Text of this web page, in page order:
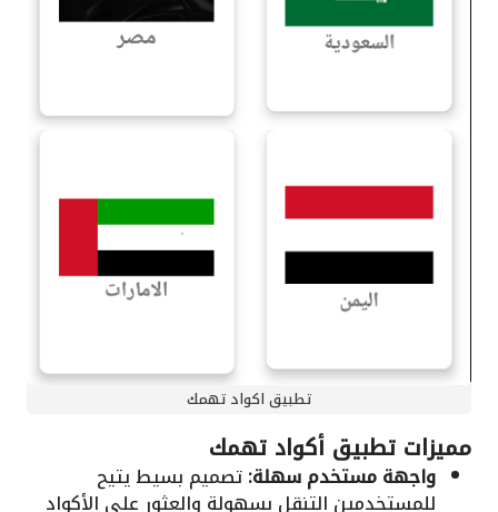
تطبيق اكواد تهمك
مميزات تطبيق أكواد تهمك
واجهة مستخدم سهلة:تصميم بسيط يتيح
للمستخدمين التنقل بسهولة والعثور على الأكواد